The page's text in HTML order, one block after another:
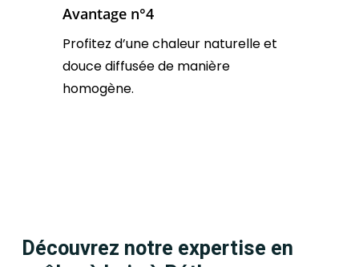
Avantage n°4
Profitez d’une chaleur naturelle et
douce diffusée de manière
homogène.
Découvrez notre expertise en